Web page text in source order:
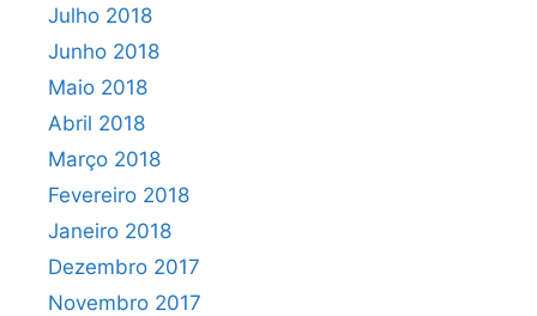
Julho 2018
Junho 2018
Maio 2018
Abril 2018
Março 2018
Fevereiro 2018
Janeiro 2018
Dezembro 2017
Novembro 2017